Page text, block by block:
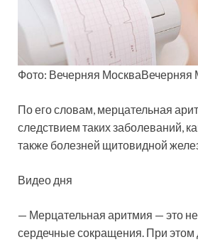
Фото: Вечерняя МоскваВечерняя
По его словам, мерцательная
следствием таких заболеваний,
также болезней щитовидной
Видео дня
— Мерцательная аритмия — это
сердечные сокращения. При этом